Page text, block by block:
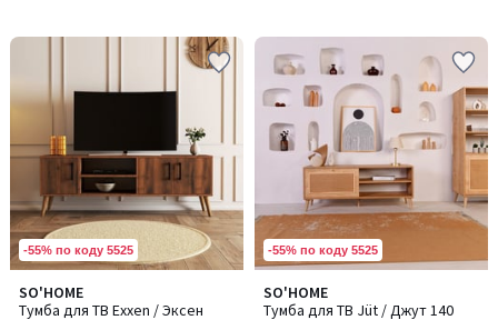
-55% по коду 5525
SO'HOME
Тумба для ТВ Exxen / Эксен
-55% по коду 5525
SO'HOME
Тумба для ТВ Jüt / Джут 140